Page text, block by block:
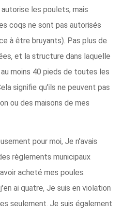
les poulets, mais
coqs ne sont pas autorisés
à être bruyants). Pas plus de
et la structure dans laquelle
moins 40 pieds de toutes les
signifie qu'ils ne peuvent pas
ou des maisons de mes
pour moi, Je n'avais
règlements municipaux
acheté mes poules.
ai quatre, Je suis en violation
seulement. Je suis également